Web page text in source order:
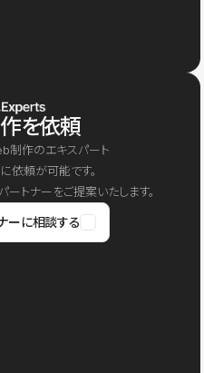
を依頼
制作のエキスパート
依頼が可能です。
トナーをご提案いたします。
ーに相談する